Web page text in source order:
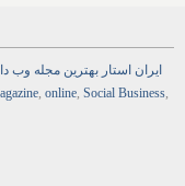
ایران استار بهترین مجله وب
, online, Social Business,